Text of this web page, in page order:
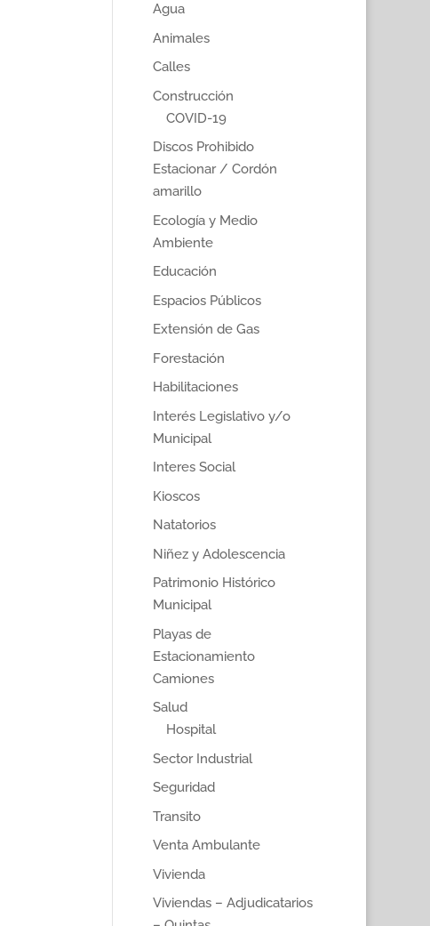
Agua
Animales
Calles
Construcción
COVID-19
Discos Prohibido
Estacionar / Cordón
amarillo
Ecología y Medio
Ambiente
Educación
Espacios Públicos
Extensión de Gas
Forestación
Habilitaciones
Interés Legislativo y/o
Municipal
Interes Social
Kioscos
Natatorios
Niñez y Adolescencia
Patrimonio Histórico
Municipal
Playas de
Estacionamiento
Camiones
Salud
Hospital
Sector Industrial
Seguridad
Transito
Venta Ambulante
Vivienda
Viviendas – Adjudicatarios